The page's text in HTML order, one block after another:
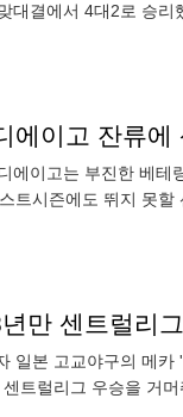
결에서 4대2로 승리
이고 잔류
이고는 부진한 베
시즌에도 뛰지 못할
만 센트럴리
일본 고교야구의 메
트럴리그 우승을 거